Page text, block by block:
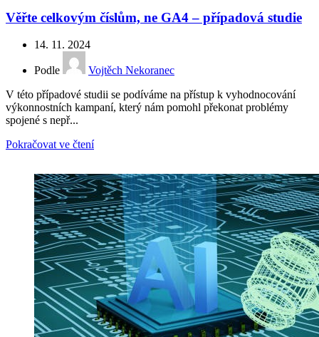
Věřte celkovým číslům, ne GA4 – případová studie
14. 11. 2024
Podle
Vojtěch Nekoranec
V této případové studii se podíváme na přístup k vyhodnocování
výkonnostních kampaní, který nám pomohl překonat problémy
spojené s nepř...
Pokračovat ve čtení